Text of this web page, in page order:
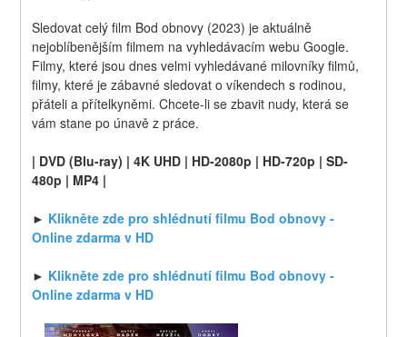
Sledovat celý film Bod obnovy (2023) je aktuálně
nejoblíbenějším filmem na vyhledávacím webu Google.
Filmy, které jsou dnes velmi vyhledávané milovníky filmů,
filmy, které je zábavné sledovat o víkendech s rodinou,
přáteli a přítelkyněmi. Chcete-li se zbavit nudy, která se
vám stane po únavě z práce.
| DVD (Blu-ray) | 4K UHD | HD-2080p | HD-720p | SD-
480p | MP4 |
► Klikněte zde pro shlédnutí filmu Bod obnovy -
Online zdarma v HD
► Klikněte zde pro shlédnutí filmu Bod obnovy -
Online zdarma v HD